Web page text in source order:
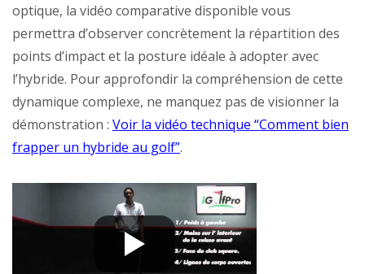
optique, la vidéo comparative disponible vous
permettra d’observer concrètement la répartition des
points d’impact et la posture idéale à adopter avec
l’hybride. Pour approfondir la compréhension de cette
dynamique complexe, ne manquez pas de visionner la
démonstration : Voir la vidéo technique “Comment bien
frapper un hybride au golf”.